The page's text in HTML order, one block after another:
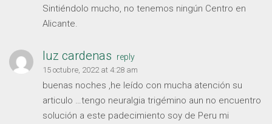
Sintiéndolo mucho, no tenemos ningún Centro en
Alicante.
luz cardenas reply
15 octubre, 2022 at 4:28 am
buenas noches ,he leído con mucha atención su
articulo …tengo neuralgia trigémino aun no encuentro
solución a este padecimiento soy de Peru mi